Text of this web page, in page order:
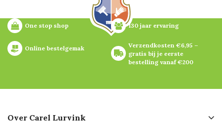
One stop shop 130 jaar ervaring
Online bestelgemak
Verzendkosten €6,95 –
gratis bij je eerste
bestelling vanaf €200
Over Carel Lurvink